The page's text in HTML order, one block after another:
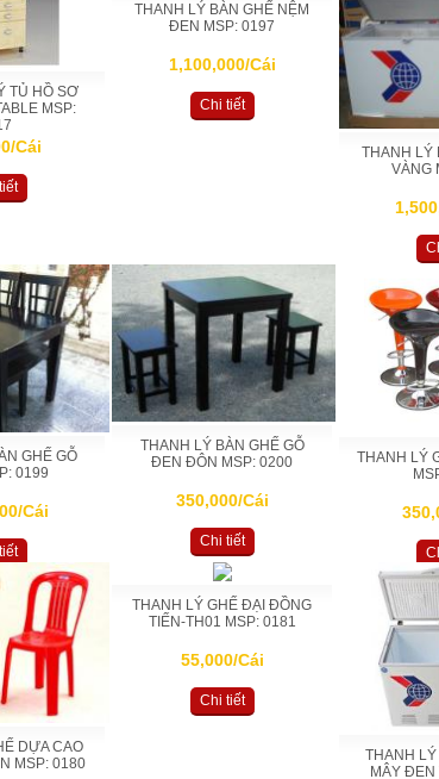
TỦ HỒ SƠ
MSP:
Cái
THANH LÝ BÀN GHẾ NỆM
ĐEN MSP: 0197
1,100,000/Cái
Chi tiết
THANH LÝ
VÀNG
GHẾ GỖ
0199
Cái
THANH LÝ BÀN GHẾ GỖ
ĐEN ĐÔN MSP: 0200
350,000/Cái
Chi tiết
THANH LÝ
DỰA CAO
MSP: 0180
THANH LÝ GHẾ ĐẠI ĐỒNG
TIẾN-TH01 MSP: 0181
55,000/Cái
Chi tiết
THANH
MÂY ĐEN